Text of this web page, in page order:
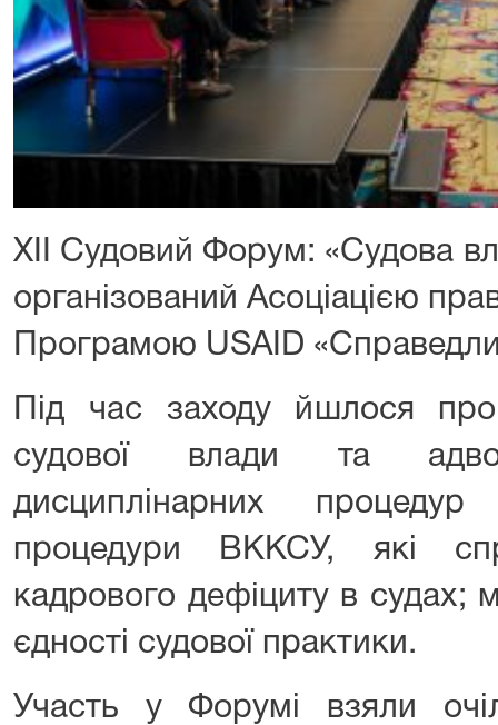
ХІІ Судовий Форум: «Судова
організований Асоціацією
Програмою USAID
Під час заходу йшлося
судової влади та
дисциплінарних
процедури ВККСУ, які
кадрового дефіциту в судах;
єдності судової практики.
Участь у Форумі взяли